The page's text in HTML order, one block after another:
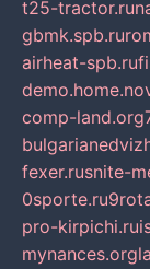
t25-tractor.ru
gbmk.spb.ru
airheat-spb.ru
comp-land.org
fexer.rusnite-
0sporte.ru
pro-kirpichi.ru
mynances.org